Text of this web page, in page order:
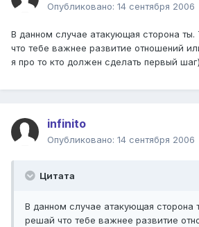
Опубликовано: 14 сентября 2006
В данном случае атакующая сторона
что тебе важнее развитие отношений
я про то кто должен сделать первый шаг)
infinito
Опубликовано: 14 сентября 2006
Цитата
В данном случае атакующая сторона
решай что тебе важнее развитие